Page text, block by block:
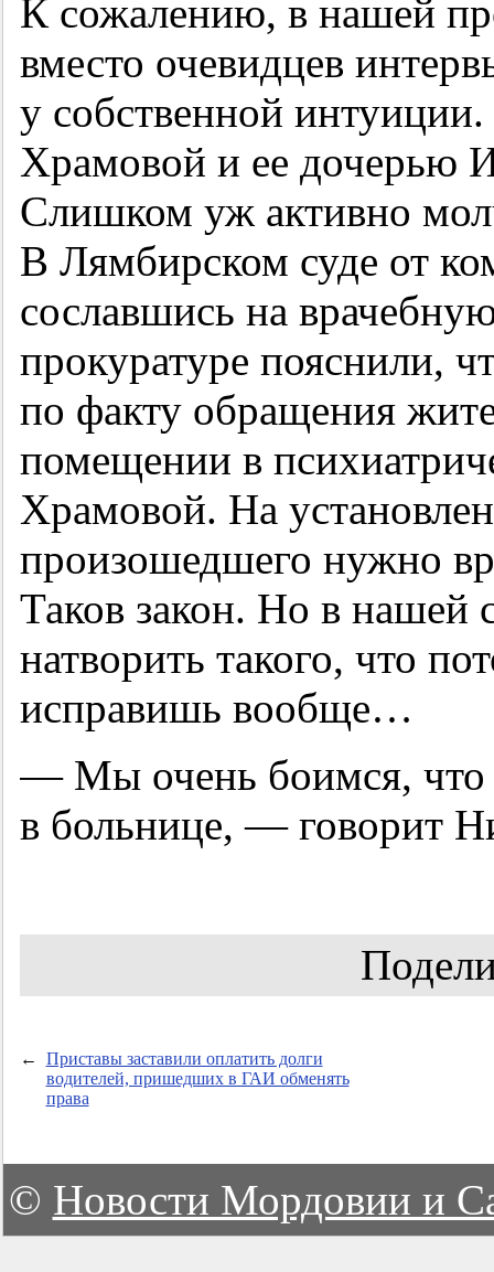
К сожалению, в нашей
вместо очевидцев
у собственной
Храмовой и ее дочерью
Слишком уж активно
В Лямбирском суде от
сославшись на
прокуратуре пояснили,
по факту обращения
помещении в
Храмовой. На
произошедшего нужно
Таков закон. Но в нашей
натворить такого, что
исправишь вообще…
— Мы очень боимся, что
в больнице, — говорит
←
Приставы заставили оплатить долги
водителей, пришедших в ГАИ обменять
права
© Новости Мордовии и